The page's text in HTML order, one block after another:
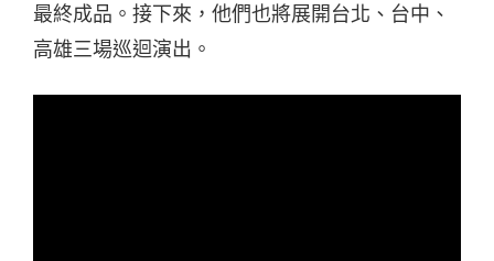
最終成品。接下來，他們也將展開台北、台中、
高雄三場巡迴演出。